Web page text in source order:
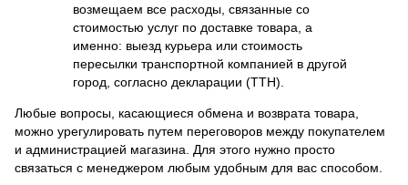
возмещаем все расходы, связанные со
стоимостью услуг по доставке товара, а
именно: выезд курьера или стоимость
пересылки транспортной компанией в другой
город, согласно декларации (ТТН).
Любые вопросы, касающиеся обмена и возврата товара,
можно урегулировать путем переговоров между покупателем
и администрацией магазина. Для этого нужно просто
связаться с менеджером любым удобным для вас способом.